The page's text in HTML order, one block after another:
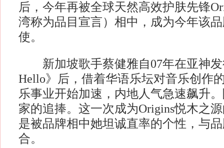
后，今年再被全球天然高效护肤先锋
湾称为品目宣言）相中，成为今年该
使。
新加坡歌手蔡健雅自07年在亚神发
Hello》后，借着华语乐坛对音乐创作
乐事业开始加速，内地人气急速飙升
家的追捧。这一次成为Origins悦木之
是被品牌相中她坦诚直率的个性，与
合。